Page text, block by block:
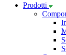
Prodotti